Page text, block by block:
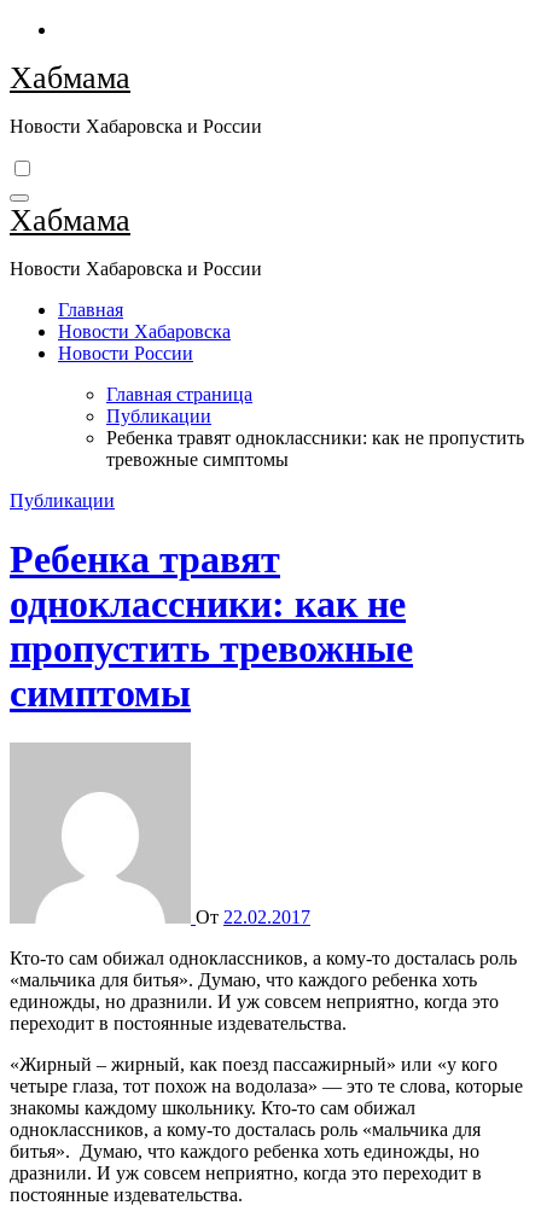
Перейти
содержимому
Хабмама
Новости Хабаровска и России
Хабмама
Новости Хабаровска и России
Главная
Новости Хабаровска
Новости России
Главная страница
Публикации
Ребенка травят одноклассники: как не пропустить
тревожные симптомы
Публикации
Ребенка травят
одноклассники: как не
пропустить тревожные
симптомы
От 22.02.2017
Кто-то сам обижал одноклассников, а кому-то досталась роль
«мальчика для битья». Думаю, что каждого ребенка хоть
единожды, но дразнили. И уж совсем неприятно, когда это
переходит в постоянные издевательства.
«Жирный – жирный, как поезд пассажирный» или «у кого
четыре глаза, тот похож на водолаза» — это те слова, которые
знакомы каждому школьнику. Кто-то сам обижал
одноклассников, а кому-то досталась роль «мальчика для
битья». Думаю, что каждого ребенка хоть единожды, но
дразнили. И уж совсем неприятно, когда это переходит в
постоянные издевательства.